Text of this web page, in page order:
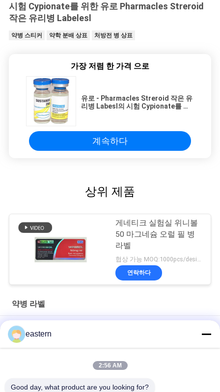
시험 Cypionate를 위한 유로 Pharmacles Streroid
작은 유리병 Labelesl
약병 스티커 약학 분배 상표 처방전 병 상표
가장 저렴 한 가격 으로
유로 - Pharmacles Streroid 작은 유
리병 Labesl의 시험 Cypionate를 위
계속하다
상위 제품
게네티크 실험실 위니볼
50 마그네슘 오럴 필 병
라벨
연락하다
약병 라벨
경구용 시알리스 타달라필 100mg 라벨
SS-31 강한 접착제 라벨 펩타이드 플라스크 라벨
바이오멕스 실험실 기록저장소 동화작용 주문 제작된 브랜드와 광
eastern
2:56 AM
Good day, what product are you looking for?